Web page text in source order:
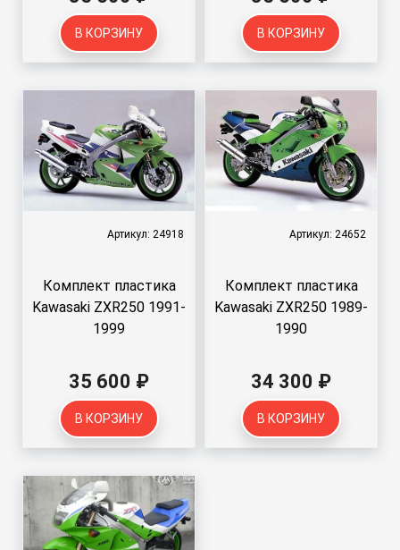
В КОРЗИНУ В КОРЗИНУ
Артикул: 24918
Комплект пластика
Kawasaki ZXR250 1991-
1999
35 600 ₽
В КОРЗИНУ
Артикул: 24652
Комплект пластика
Kawasaki ZXR250 1989-
1990
34 300 ₽
В КОРЗИНУ